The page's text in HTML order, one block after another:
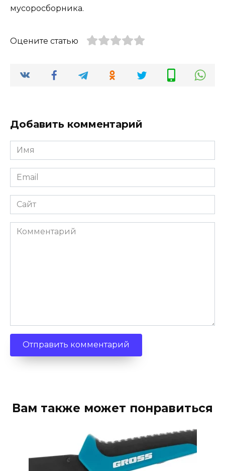
мусоросборника.
Оцените статью
Добавить комментарий
Имя
Email
Сайт
Комментарий
Вам также может понравиться